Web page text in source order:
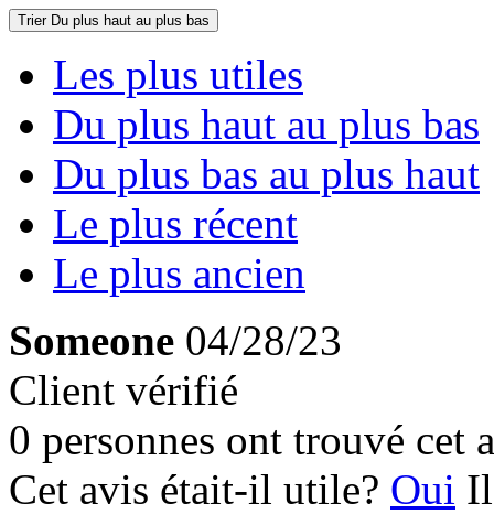
Trier Du plus haut au plus bas
Les plus utiles
Du plus haut au plus bas
Du plus bas au plus haut
Le plus récent
Le plus ancien
Someone 04/28/23
Client vérifié
0 personnes ont trouvé cet
Cet avis était-il utile? Oui